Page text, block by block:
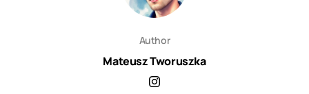
Author
Mateusz Tworuszka